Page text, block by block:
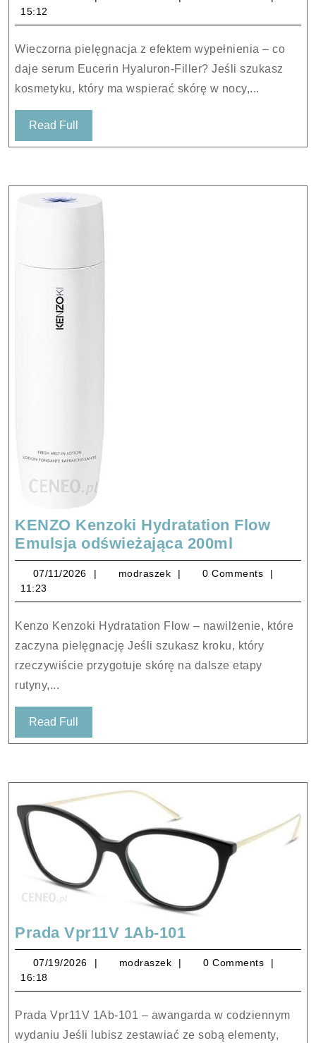
Hyaluron-
serum
wypełniające
30
15:12
Wieczorna pielęgnacja z efektem wypełnienia – co
daje serum Eucerin Hyaluron-Filler? Jeśli szukasz
kosmetyku, który ma wspierać skórę w nocy,...
Read Full
Full
KENZO Kenzoki Hydratation Flow
Emulsja odświeżająca 200ml
Kenzoki
Flow
Emulsja
200ml
07/11/2026 07/11/2026
modraszek modraszek
0 Comments
11:23
Kenzo Kenzoki Hydratation Flow – nawilżenie, które
zaczyna pielęgnację Jeśli szukasz kroku, który
rzeczywiście przygotuje skórę na dalsze etapy
rutyny,...
Read Full
Full
Prada Vpr11V 1Ab-101Prada
Vpr11V
1Ab-
101
07/19/2026 07/19/2026
modraszek modraszek
0 Comments
16:18
Prada Vpr11V 1Ab-101 – awangarda w codziennym
wydaniu Jeśli lubisz zestawiać ze sobą elementy,